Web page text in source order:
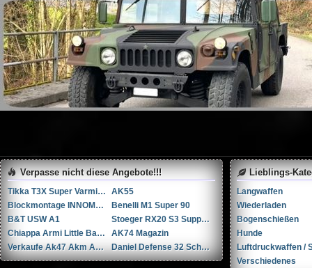
Verpasse nicht diese Angebote!!!
Tikka T3X Super Varmint .308 Winchester
AK55
Blockmontage INNOMOUNT TACTICAL
Benelli M1 Super 90
B&T USW A1
Stoeger RX20 S3 Suppressor ...Andere
Chiappa Armi Little Badger .22 war .22 WMR
AK74 Magazin
Verkaufe Ak47 Akm Ak74 Teile
Daniel Defense 32 Schuss Magazine
Lieblings-
Langwaffen
Wiederladen
Bogenschießen
Hunde
Luftdruckwaffen /
Verschiedenes